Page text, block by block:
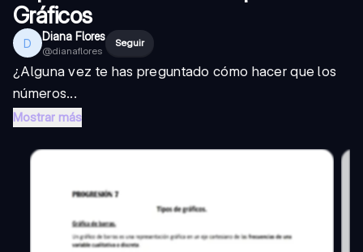
Gráficos
D Diana Flores
@dianaflores
Seguir
¿Alguna vez te has preguntado cómo hacer que los
números...
Mostrar más